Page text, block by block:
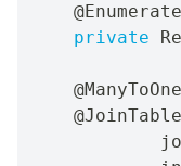
private
@ManyToOne
@JoinTable